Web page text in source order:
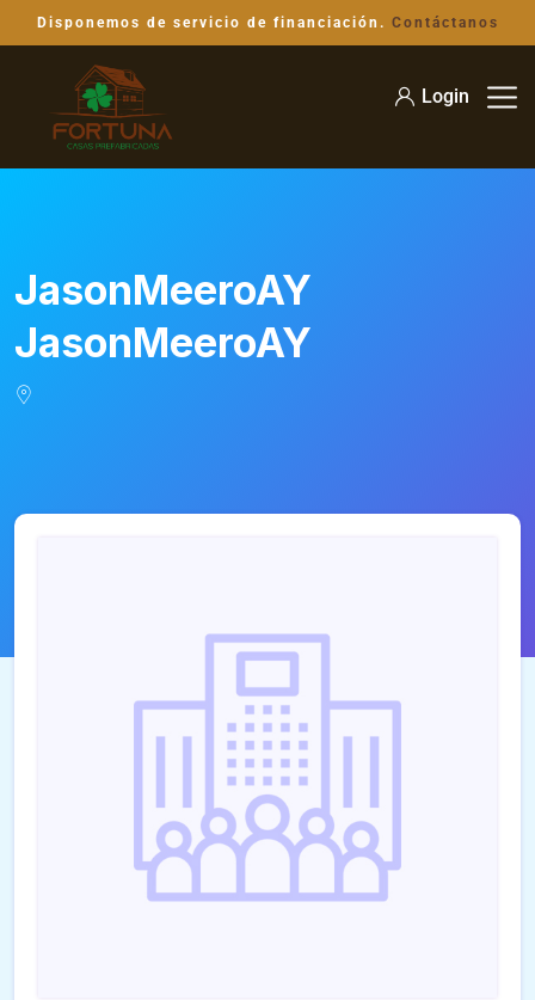
Disponemos de servicio de financiación. Contáctanos
Login
JasonMeeroAY
JasonMeeroAY